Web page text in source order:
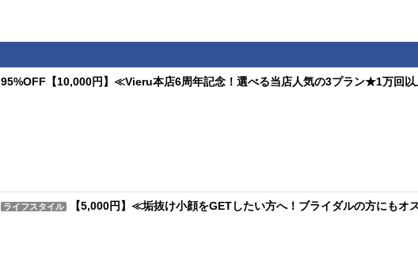
95%OFF【10,000円】≪Vieru本店6周年記念！選べる当店人気の3プラン★1万回
ライフスタイル 【5,000円】≪垢抜け小顔をGETしたい方へ！ブライダルの方にもオ